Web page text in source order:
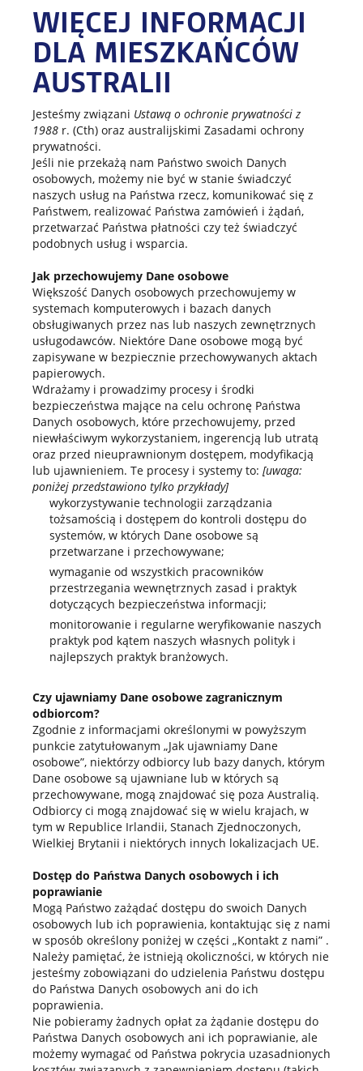
WIĘCEJ INFORMACJI
DLA MIESZKAŃCÓW
AUSTRALII
Jesteśmy związani Ustawą o ochronie prywatności z
1988 r. (Cth) oraz australijskimi Zasadami ochrony
prywatności.
Jeśli nie przekażą nam Państwo swoich Danych
osobowych, możemy nie być w stanie świadczyć
naszych usług na Państwa rzecz, komunikować się z
Państwem, realizować Państwa zamówień i żądań,
przetwarzać Państwa płatności czy też świadczyć
podobnych usług i wsparcia.
Jak przechowujemy Dane osobowe
Większość Danych osobowych przechowujemy w
systemach komputerowych i bazach danych
obsługiwanych przez nas lub naszych zewnętrznych
usługodawców. Niektóre Dane osobowe mogą być
zapisywane w bezpiecznie przechowywanych aktach
papierowych.
Wdrażamy i prowadzimy procesy i środki
bezpieczeństwa mające na celu ochronę Państwa
Danych osobowych, które przechowujemy, przed
niewłaściwym wykorzystaniem, ingerencją lub utratą
oraz przed nieuprawnionym dostępem, modyfikacją
lub ujawnieniem. Te procesy i systemy to: [uwaga:
poniżej przedstawiono tylko przykłady]
wykorzystywanie technologii zarządzania
tożsamością i dostępem do kontroli dostępu do
systemów, w których Dane osobowe są
przetwarzane i przechowywane;
wymaganie od wszystkich pracowników
przestrzegania wewnętrznych zasad i praktyk
dotyczących bezpieczeństwa informacji;
monitorowanie i regularne weryfikowanie naszych
praktyk pod kątem naszych własnych polityk i
najlepszych praktyk branżowych.
Czy ujawniamy Dane osobowe zagranicznym
odbiorcom?
Zgodnie z informacjami określonymi w powyższym
punkcie zatytułowanym „Jak ujawniamy Dane
osobowe”, niektórzy odbiorcy lub bazy danych, którym
Dane osobowe są ujawniane lub w których są
przechowywane, mogą znajdować się poza Australią.
Odbiorcy ci mogą znajdować się w wielu krajach, w
tym w Republice Irlandii, Stanach Zjednoczonych,
Wielkiej Brytanii i niektórych innych lokalizacjach UE.
Dostęp do Państwa Danych osobowych i ich
poprawianie
Mogą Państwo zażądać dostępu do swoich Danych
osobowych lub ich poprawienia, kontaktując się z nami
w sposób określony poniżej w części „Kontakt z nami” .
Należy pamiętać, że istnieją okoliczności, w których nie
jesteśmy zobowiązani do udzielenia Państwu dostępu
do Państwa Danych osobowych ani do ich
poprawienia.
Nie pobieramy żadnych opłat za żądanie dostępu do
Państwa Danych osobowych ani ich poprawianie, ale
możemy wymagać od Państwa pokrycia uzasadnionych